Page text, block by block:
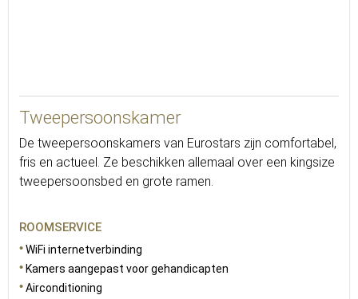
Tweepersoonskamer
De tweepersoonskamers van Eurostars zijn comfortabel,
fris en actueel. Ze beschikken allemaal over een kingsize
tweepersoonsbed en grote ramen.
ROOMSERVICE
WiFi internetverbinding
Kamers aangepast voor gehandicapten
Airconditioning